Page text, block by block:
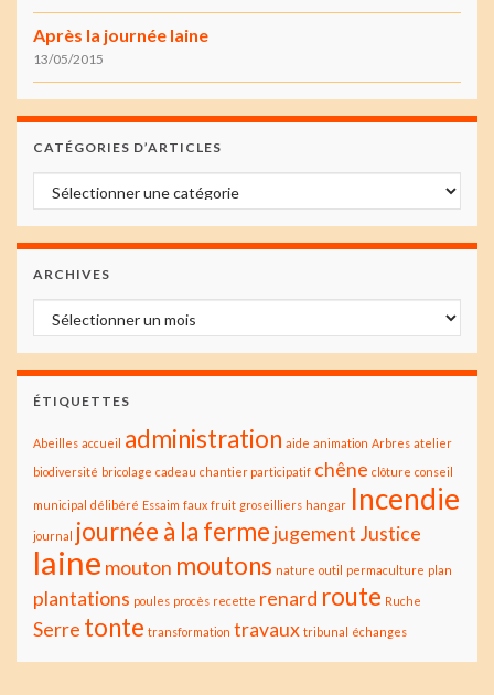
Après la journée laine
13/05/2015
CATÉGORIES D’ARTICLES
Catégories d’articles
ARCHIVES
Archives
ÉTIQUETTES
Abeilles accueil administration aide animation Arbres atelier
biodiversité bricolage cadeau chantier participatif chêne clôture conseil
municipal délibéré Essaim faux fruit groseilliers hangar Incendie
journal journée à la ferme jugement Justice
laine mouton moutons nature outil permaculture plan
plantations poules procès recette renard route Ruche
Serre tonte transformation travaux tribunal échanges